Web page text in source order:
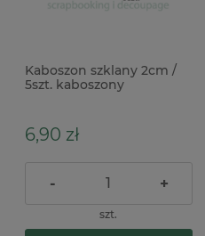
Kaboszon szklany 2cm /
5szt. kaboszony
6,90 zł
- +
szt.